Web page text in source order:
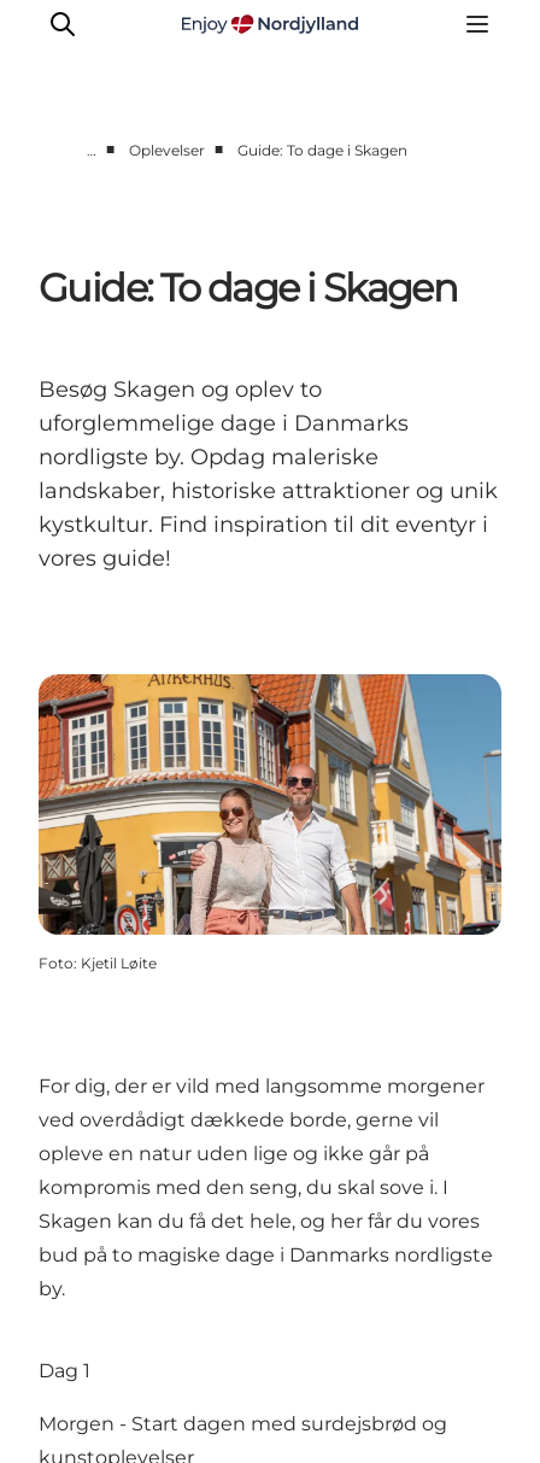
Byer og steder
Guides
For børn
… ■ Oplevelser ■ Guide: To dage i Skagen
Guide: To dage i Skagen
Besøg Skagen og oplev to
uforglemmelige dage i Danmarks
nordligste by. Opdag maleriske
landskaber, historiske attraktioner og unik
kystkultur. Find inspiration til dit eventyr i
vores guide!
Foto: Kjetil Løite
For dig, der er vild med langsomme morgener
ved overdådigt dækkede borde, gerne vil
opleve en natur uden lige og ikke går på
kompromis med den seng, du skal sove i. I
Skagen kan du få det hele, og her får du vores
bud på to magiske dage i Danmarks nordligste
by.
Dag 1
Morgen - Start dagen med surdejsbrød og
kunstoplevelser